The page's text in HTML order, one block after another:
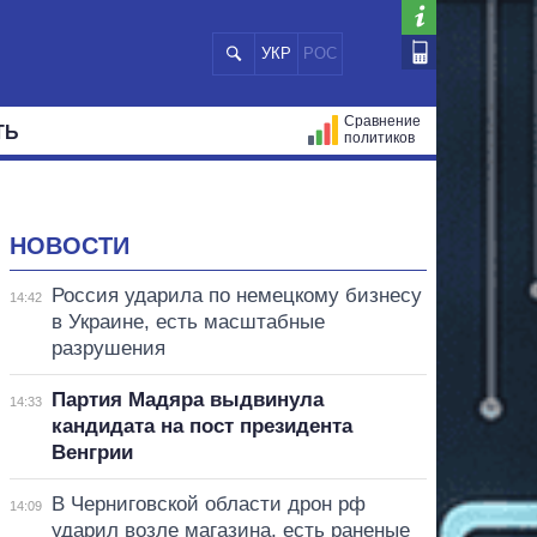
УКР РОС
Сравнение
политиков
НОВОСТИ
14:42
Россия ударила по немецкому бизнесу
в Украине, есть масштабные
разрушения
14:33
Партия Мадяра выдвинула
кандидата на пост президента
Венгрии
14:09
В Черниговской области дрон рф
ударил возле магазина, есть раненые